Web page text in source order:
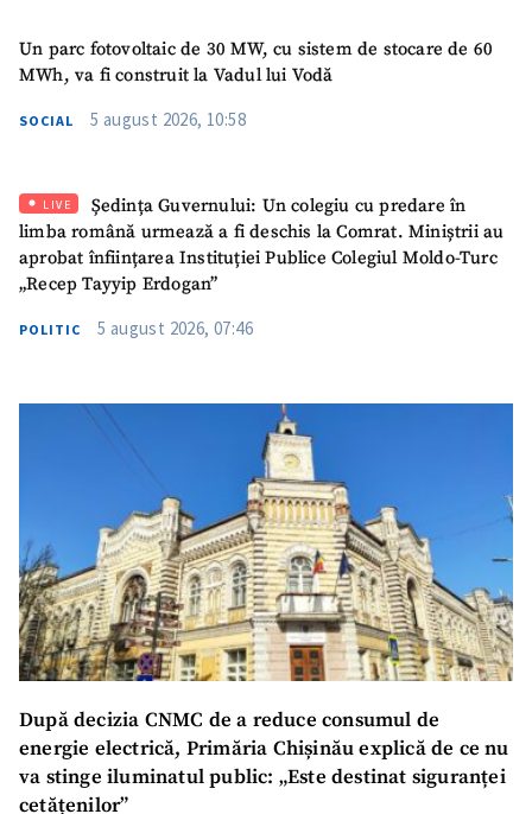
Un parc fotovoltaic de 30 MW, cu sistem de stocare de 60
MWh, va fi construit la Vadul lui Vodă
SOCIAL 5 august 2026, 10:58
LIVE
Ședința Guvernului: Un colegiu cu predare în
limba română urmează a fi deschis la Comrat. Miniștrii au
aprobat înființarea Instituției Publice Colegiul Moldo-Turc
„Recep Tayyip Erdogan”
POLITIC 5 august 2026, 07:46
După decizia CNMC de a reduce consumul de
energie electrică, Primăria Chișinău explică de ce nu
va stinge iluminatul public: „Este destinat siguranței
cetățenilor”